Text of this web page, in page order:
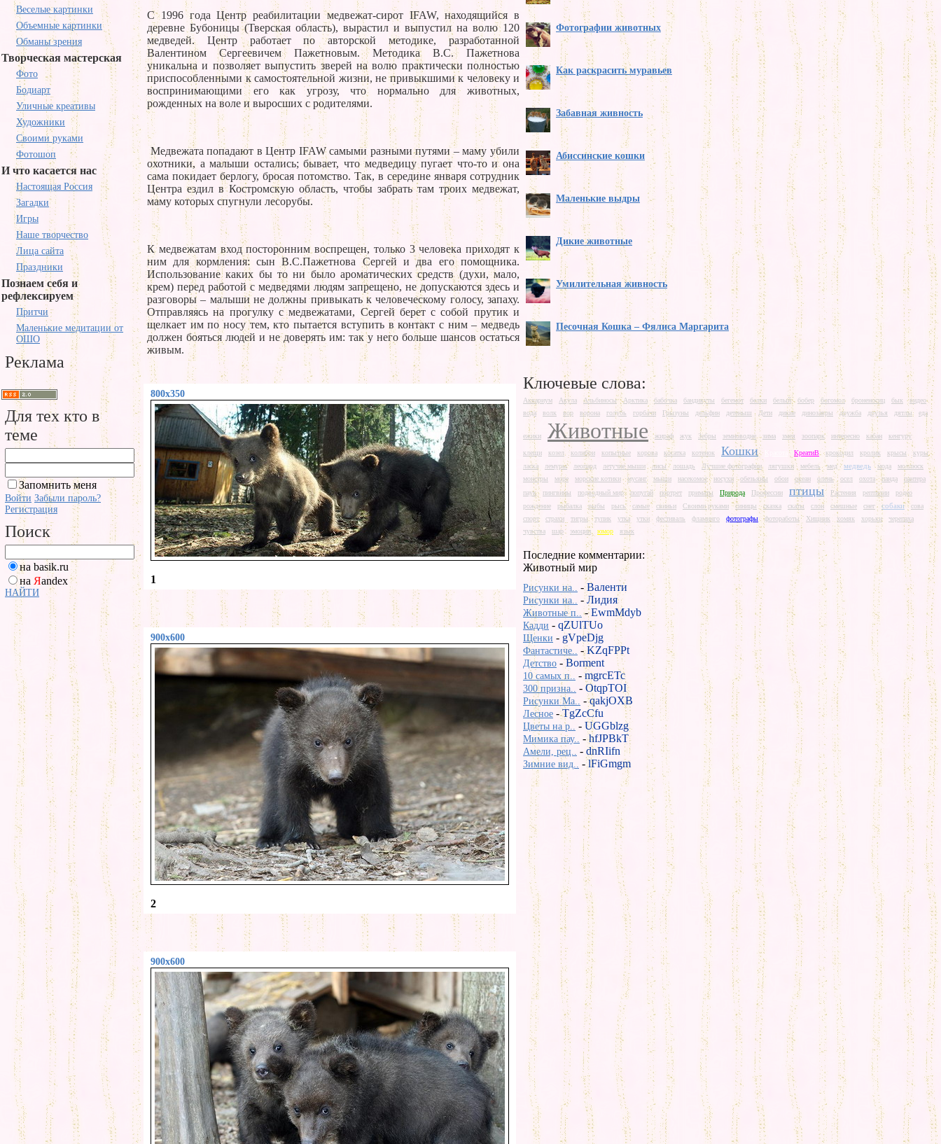
Веселые картинки
Объемные картинки
Обманы зрения
Творческая мастерская
Фото
Бодиарт
Уличные креативы
Художники
Своими руками
Фотошоп
И что касается нас
Настоящая Россия
Загадки
Игры
Наше творчество
Лица сайта
Праздники
Познаем себя и
рефлексируем
Притчи
Маленькие медитации от
ОШО
Реклама
Для тех кто в
теме
Запомнить меня
Войти Забыли пароль?
Регистрация
Поиск
на basik.ru
на Яandex
НАЙТИ
С 1996 года Центр реабилитации медвежат-сирот IFAW, находящийся в
деревне Бубоницы (Тверская область), вырастил и выпустил на волю 120
медведей. Центр работает по авторской методике, разработанной
Валентином Сергеевичем Пажетновым. Методика В.С. Пажетнова
уникальна и позволяет выпустить зверей на волю практически полностью
приспособленными к самостоятельной жизни, не привыкшими к человеку и
воспринимающими его как угрозу, что нормально для животных,
рожденных на воле и выросших с родителями.
Медвежата попадают в Центр IFAW самыми разными путями – маму убили
охотники, а малыши остались; бывает, что медведицу пугает что-то и она
сама покидает берлогу, бросая потомство. Так, в середине января сотрудник
Центра ездил в Костромскую область, чтобы забрать там троих медвежат,
маму которых спугнули лесорубы.
К медвежатам вход посторонним воспрещен, только 3 человека приходят к
ним для кормления: сын В.С.Пажетнова Сергей и два его помощника.
Использование каких бы то ни было ароматических средств (духи, мало,
крем) перед работой с медведями людям запрещено, не допускаются здесь и
разговоры – малыши не должны привыкать к человеческому голосу, запаху.
Отправляясь на прогулку с медвежатами, Сергей берет с собой прутик и
щелкает им по носу тем, кто пытается вступить в контакт с ним – медведь
должен бояться людей и не доверять им: так у него больше шансов остаться
живым.
800x350
1
900x600
2
900x600
Фотографии животных
Как раскрасить муравьев
Забавная живность
Абиссинские кошки
Маленькие выдры
Дикие животные
Умилительная живность
Песочная Кошка – Фялиса Маргарита
Ключевые слова:
Аквариум Акула Альбиносы Арктика бабочка бандикуты бегемот белки белый бобер богомол броненосиц бык
видео
вода
волк вор ворона голубь горбачи Грызуны дельфин детеныш Дети дикие динозавры дружба друзья дятлы еда
ежики Животные жираф жук Зебры земноводне зима змея зоопарк интересно кабан кенгуру
клещи козел колибри копытные корова косатка котенок Кошки КреатиВ крокодил кролик крысы
куры
ласка
лемуры леопард летучие мыши лисы лошадь Лучшие фотографии лягушки мебель мед медведь мода
моллюск
монстры
море морские котики мусанг мыши насекомое носухи обезьяны обои океан олень осел охота панда
пантера
паук
пингвины подводный мир попугай портрет приматы Природа Профессии птицы Растения рептилии
родео
рождение
рыбалка рыбы рысь самые свиньи Своими руками синицы сказка скаты слон смешные снег собаки
сова
спорт
страхи тигры тупик утка утки фестиваль фламинго фотографы фотоработы Хищник хомяк хорьки
черепаха
чувства
шар эмоции юмор язык
Последние комментарии:
Животный мир
Рисунки на.. -Валенти
Рисунки на.. -Лидия
Животные п.. -EwmMdyb
Кадди - qZUlTUo
Щенки - gVpeDjg
Фантастиче.. -KZqFPPt
Детство -Borment
10 самых п.. -mgrcETc
300 призна.. - OtqpTOI
Рисунки Ma.. -qakjOXB
Лесное -TgZcCfu
Цветы на р.. - UGGblzg
Мимика пау.. -hfJPBkT
Амели, рец.. - dnRIifn
Зимние вид.. -lFiGmgm